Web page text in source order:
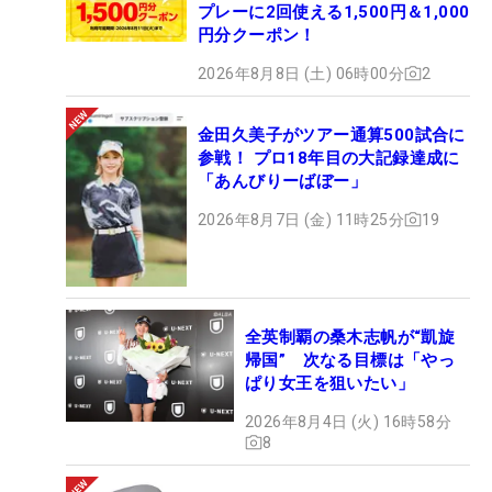
プレーに2回使える1,500円＆1,000
円分クーポン！
2026年8月8日 (土) 06時00分 2
金田久美子がツアー通算500試合に
参戦！ プロ18年目の大記録達成に
「あんびりーばぼー」
2026年8月7日 (金) 11時25分 19
全英制覇の桑木志帆が“凱旋
帰国” 次なる目標は「やっ
ぱり女王を狙いたい」
2026年8月4日 (火) 16時58分
8